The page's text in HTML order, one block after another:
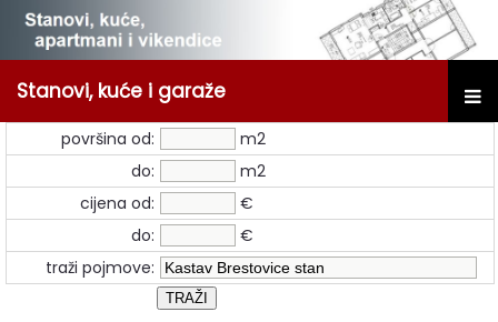
Stanovi, kuće i garaže
površina od:
m2
do:
m2
cijena od:
€
do:
€
traži pojmove: